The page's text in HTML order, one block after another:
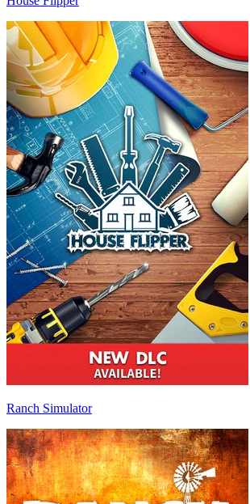
Ranch Simulator